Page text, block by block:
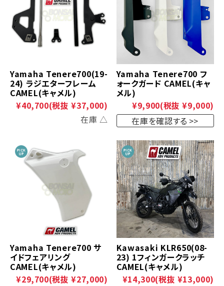
Yamaha Tenere700(19-
24) ラジエターフレーム
CAMEL(キャメル)
¥40,700(税抜 ¥37,000)
在庫 △
Yamaha Tenere700 フ
ォークガード CAMEL(キャ
メル)
¥9,900(税抜 ¥9,000)
在庫を確認する
Yamaha Tenere700 サ
イドフェアリング
CAMEL(キャメル)
¥29,700(税抜 ¥27,000)
Kawasaki KLR650(08-
23) 1フィンガークラッチ
CAMEL(キャメル)
¥14,300(税抜 ¥13,000)